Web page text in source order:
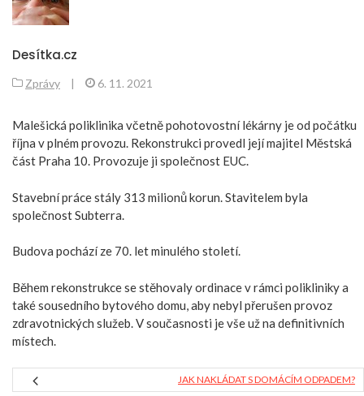
Desítka.cz
Zprávy | 6. 11. 2021
Malešická poliklinika včetně pohotovostní lékárny je od počátku
října v plném provozu. Rekonstrukci provedl její majitel Městská
část Praha 10. Provozuje ji společnost EUC.
Stavební práce stály 313 milionů korun. Stavitelem byla
společnost Subterra.
Budova pochází ze 70. let minulého století.
Během rekonstrukce se stěhovaly ordinace v rámci polikliniky a
také sousedního bytového domu, aby nebyl přerušen provoz
zdravotnických služeb. V současnosti je vše už na definitivních
místech.
JAK NAKLÁDAT S DOMÁCÍM ODPADEM?